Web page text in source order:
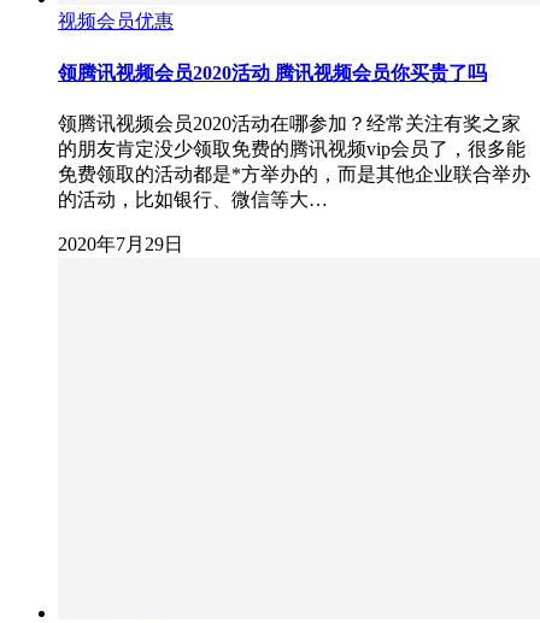
视频会员优惠
领腾讯视频会员2020活动 腾讯视频会员你买贵了吗
领腾讯视频会员2020活动在哪参加？经常关注有奖之家
的朋友肯定没少领取免费的腾讯视频vip会员了，很多能
免费领取的活动都是*方举办的，而是其他企业联合举办
的活动，比如银行、微信等大…
2020年7月29日